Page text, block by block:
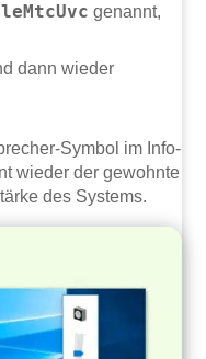
genannt,
dann wieder
Symbol im Info-
wieder der gewohnte
des Systems.